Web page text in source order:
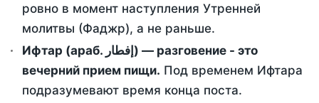
ровно в момент наступления Утренней
молитвы (Фаджр), а не раньше.
Ифтар (араб. إفطار) — разговение - это
вечерний прием пищи. Под временем Ифтара
подразумевают время конца поста.